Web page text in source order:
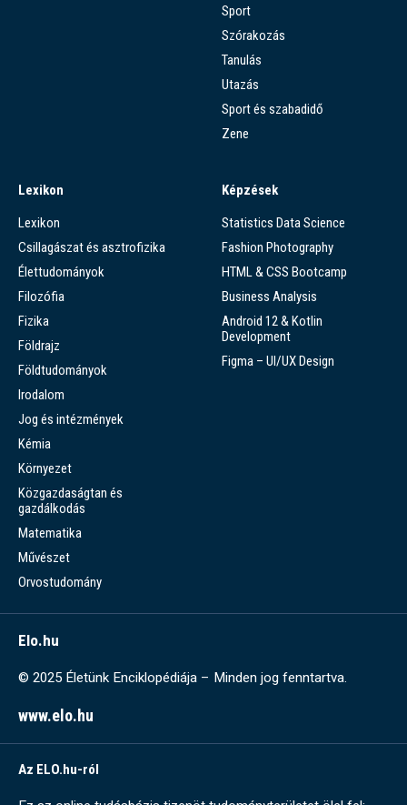
Sport
Szórakozás
Tanulás
Utazás
Sport és szabadidő
Zene
Lexikon
Lexikon
Csillagászat és asztrofizika
Élettudományok
Filozófia
Fizika
Földrajz
Földtudományok
Irodalom
Jog és intézmények
Kémia
Környezet
Közgazdaságtan és
gazdálkodás
Matematika
Művészet
Orvostudomány
Képzések
Statistics Data Science
Fashion Photography
HTML & CSS Bootcamp
Business Analysis
Android 12 & Kotlin
Development
Figma – UI/UX Design
Elo.hu
© 2025 Életünk Enciklopédiája – Minden jog fenntartva.
www.elo.hu
Az ELO.hu-ról